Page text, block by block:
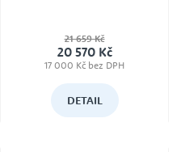
zubové čerpadlo CF, 230V, 0,75kW
(by pass), zubové čerpadlo CF,
400V, 0,75kW, zubové čerpadlo
CF, 400V, 0,75kW (by pass)
21 659 Kč
20 570 Kč
17 000 Kč bez DPH
DETAIL